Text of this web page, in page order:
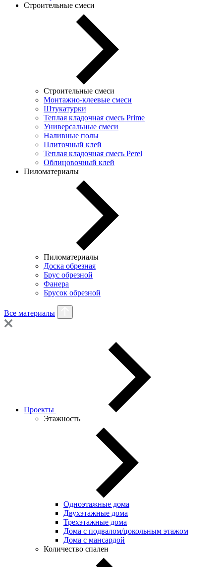
Строительные смеси
Строительные смеси
Монтажно-клеевые смеси
Штукатурки
Теплая кладочная смесь Prime
Универсальные смеси
Наливные полы
Плиточный клей
Теплая кладочная смесь Perel
Облицовочный клей
Пиломатериалы
Пиломатериалы
Доска обрезная
Брус обрезной
Фанера
Брусок обрезной
Все материалы
Проекты
Этажность
Одноэтажные дома
Двухэтажные дома
Трехэтажные дома
Дома с подвалом/цокольным этажом
Дома с мансардой
Количество спален